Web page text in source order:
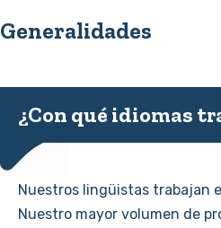
Generalidades
¿Con qué idiomas
Nuestros lingüistas trabajan
Nuestro mayor volumen de